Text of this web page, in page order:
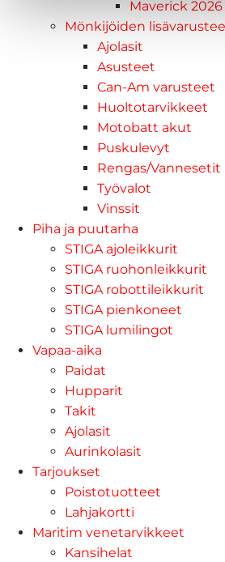
Maverick 2026
Mönkijöiden
Ajolasit
Asusteet
Can-Am varusteet
Huoltotarvikkeet
Motobatt akut
Puskulevyt
Rengas/Vannesetit
Työvalot
Vinssit
Piha ja puutarha
STIGA ajoleikkurit
STIGA ruohonleikkurit
STIGA robottileikkurit
STIGA pienkoneet
STIGA lumilingot
Vapaa-aika
Paidat
Hupparit
Takit
Ajolasit
Aurinkolasit
Tarjoukset
Poistotuotteet
Lahjakortti
Maritim venetarvikkeet
Kansihelat